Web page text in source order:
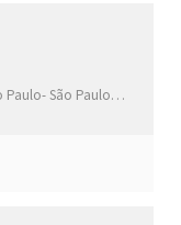
Paulo-São Paulo(SP)